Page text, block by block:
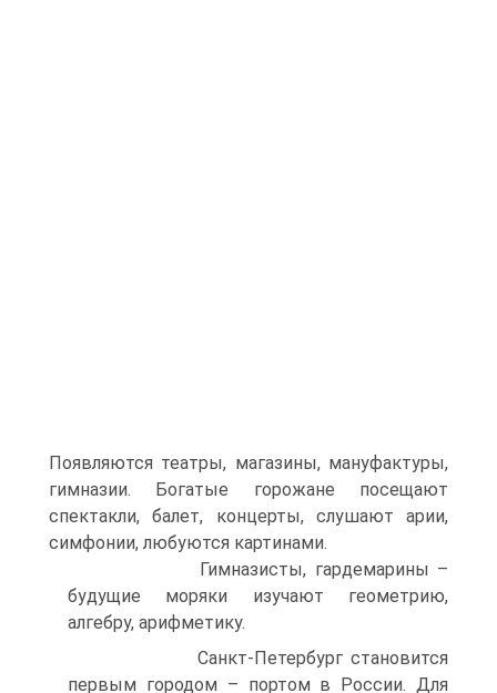
Появляются театры, магазины, мануфактуры,
гимназии. Богатые горожане посещают
спектакли, балет, концерты, слушают арии,
симфонии, любуются картинами.
Гимназисты, гардемарины –
будущие моряки изучают геометрию,
алгебру, арифметику.
Санкт-Петербург становится
первым городом – портом в России. Для